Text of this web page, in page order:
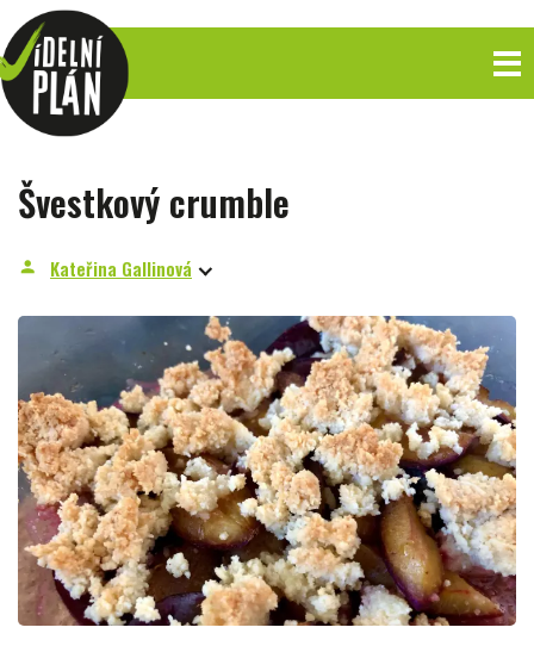
Švestkový crumble
person Kateřina Gallinová